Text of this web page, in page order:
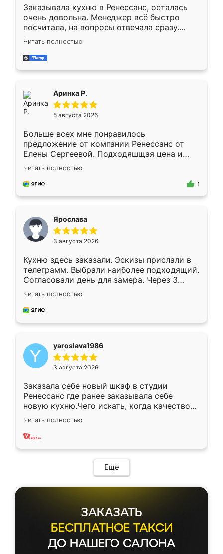
Заказывала кухню в Ренессанс, осталась
очень довольна. Менеджер всё быстро
посчитала, на вопросы отвечала сразу.
Замерщик приехал в субботу, подошёл к
делу со всей ответственностью. Собрали
за день, ребята работали аккуратно, даже
Читать полностью
Аринка Р.
5 августа 2026
Больше всех мне понравилось
предложение от компании Ренессанс от
Елены Сергеевой. Подходяшщая цена и
короткие сроки изготовления. Приехавший
для замера сотрудник Владислав
предложил по моему эскизу самый
Читать полностью
1
Ярослава
3 августа 2026
Кухню здесь заказали. Эскизы прислали в
телеграмм. Выбрали наиболее подходящий.
Согласовали день для замера. Через 3
недели кухня была уже готова. Остались
довольны работой. Спасибо Ренессанс
мебель за качественную работу!
Читать полностью
yaroslava1986
3 августа 2026
Заказала себе новый шкаф в студии
Ренессанс где ранее заказывала себе
новую кухню.Чего искать, когда качеством
вполне довольна. Служит кухня уже почти
два года, нареканий нет.
Читать полностью
Еще
ЗАКАЗАТЬ
БЕСПЛАТНОЕ ТАКСИ
ДО НАШЕГО САЛОНА